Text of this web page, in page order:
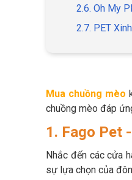
2.6. Oh My
2.7. PET Xinh
Mua chuồng mèo
chuồng mèo đáp
1. Fago Pet
Nhắc đến các cửa
sự lựa chọn của